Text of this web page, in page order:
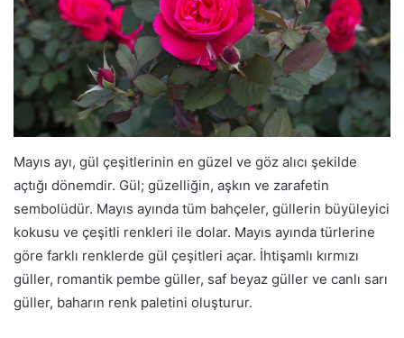
Mayıs ayı, gül çeşitlerinin en güzel ve göz alıcı şekilde
açtığı dönemdir. Gül; güzelliğin, aşkın ve zarafetin
sembolüdür. Mayıs ayında tüm bahçeler, güllerin büyüleyici
kokusu ve çeşitli renkleri ile dolar. Mayıs ayında türlerine
göre farklı renklerde gül çeşitleri açar. İhtişamlı kırmızı
güller, romantik pembe güller, saf beyaz güller ve canlı sarı
güller, baharın renk paletini oluşturur.